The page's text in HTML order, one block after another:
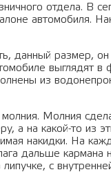
отдела. В
автомобиля.
данный размер, он
выглядят в
из
Молния
а на какой-то из
накидки. На
дальше кармана
с